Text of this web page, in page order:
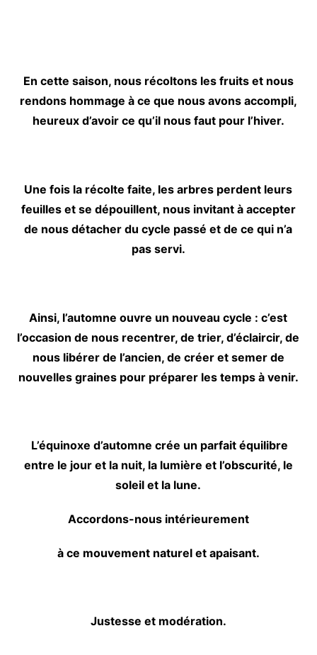
En cette saison, nous récoltons les fruits et nous
rendons hommage à ce que nous avons accompli,
heureux d’avoir ce qu’il nous faut pour l’hiver.
Une fois la récolte faite, les arbres perdent leurs
feuilles et se dépouillent, nous invitant à accepter
de nous détacher du cycle passé et de ce qui n’a
pas servi.
Ainsi, l’automne ouvre un nouveau cycle : c’est
l’occasion de nous recentrer, de trier, d’éclaircir, de
nous libérer de l’ancien, de créer et semer de
nouvelles graines pour préparer les temps à venir.
L’équinoxe d’automne crée un parfait équilibre
entre le jour et la nuit, la lumière et l’obscurité, le
soleil et la lune.
Accordons-nous intérieurement
à ce mouvement naturel et apaisant.
Justesse et modération.